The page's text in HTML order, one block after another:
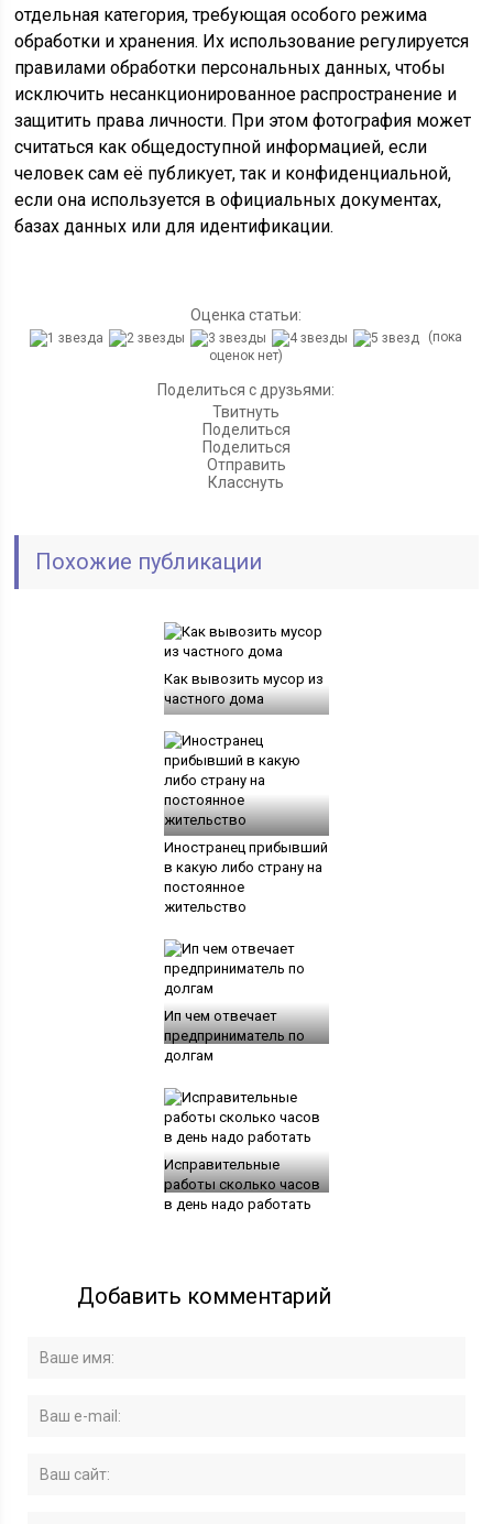
отдельная категория, требующая особого режима
обработки и хранения. Их использование регулируется
правилами обработки персональных данных, чтобы
исключить несанкционированное распространение и
защитить права личности. При этом фотография может
считаться как общедоступной информацией, если
человек сам её публикует, так и конфиденциальной,
если она используется в официальных документах,
базах данных или для идентификации.
Оценка статьи:
(пока
оценок нет)
Поделиться с друзьями:
Твитнуть
Поделиться
Поделиться
Отправить
Класснуть
Похожие публикации
Как вывозить мусор из
частного дома
Иностранец прибывший
в какую либо страну на
постоянное
жительство
Ип чем отвечает
предприниматель по
долгам
Исправительные
работы сколько часов
в день надо работать
Добавить комментарий